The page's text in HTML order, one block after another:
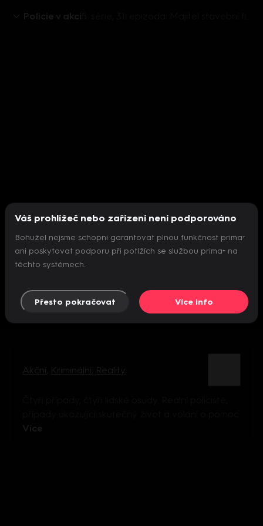
Policie v akci
Nepodařilo se inicializovat přehrávač
Akční Kriminální Reality
Více
Váš prohlížeč nebo zařízení není podporováno
Bohužel nejsme schopni garantovat plnou funkčnost prima+
ani poskytovat podporu při potížích se službou prima+ na
těchto systémech.
Přesto pokračovat Více info